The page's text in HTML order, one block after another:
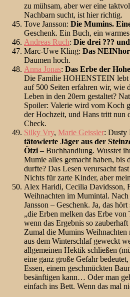
zu mühsam, aber wer eine
Nachbarn sucht, ist hier richtig.
Tove Jansson: Die Mumins.
Geschenk. Ein Buch, ein
Andreas Ruch: Die drei ???
Marc-Uwe Kling: Das
Daumen hoch.
Anna Jonas: Das Erbe der
Die Familie HOHENSTEIN lebt
auf 500 Seiten erfahren wir, wie
Leben in den 20ern gestaltet?
Spoiler: Valerie wird vom Koch
der Hochzeit, und Hans tritt nun
Check.
Silky Vry, Marie Geissler: Dusty
tätowierte Jäger aus der
Ötzi – Buchhandlung. Wusstet
Mumie alles gemacht haben, bis
durfte? Das Lesen verursacht
Nichts für zarte Kinder, aber
Alex Haridi, Cecilia Davidsson,
Weihnachten im Mumintal.
Jansson – Geschenk. Ja, das
„die Erben melken das Erbe von
wenn das Ergebnis so
Zumal die Mumins Weihnachten
aus dem Winterschlaf geweckt
allgemeinen Hektik schließen
eine ganz große Gefahr
Essen, einem geschmückten
besänftigen kann… Oder man
einfach ins Bett. Wenn das mal